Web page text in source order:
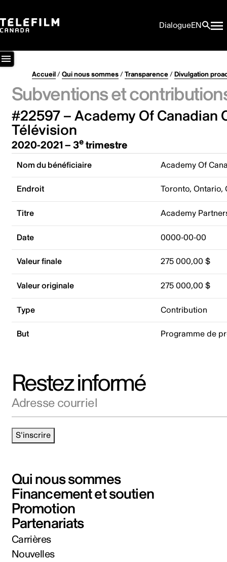
DialogueEN
Accueil/Qui nous sommes/Transparence/Divulgation
Subventions et
#22597 – Academy Of Canadian
Télévision
2020-2021 – 3etrimestre
Nom du bénéficiaire Academy Of
Endroit Toronto, Ontario,
Titre Academy
Date 0000-00-00
Valeur finale 275 000,00 $
Valeur originale 275 000,00 $
Type Contribution
But Programme de
Restez informé
S'inscrire
Qui nous sommes
Financement et soutien
Promotion
Partenariats
Carrières
Nouvelles